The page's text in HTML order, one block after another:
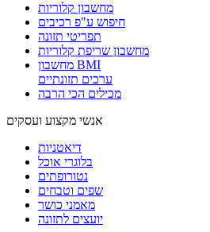
מחשבון קלוריות
חיפוש ע"פ רכיבים
תפריטי תזונה
מחשבון שריפת קלוריות
מחשבון BMI
ערכים תזונתיים
מכילים הכי הרבה
אנשי מקצוע ועסקים
דיאטניות
בלוגרי אוכל
נטורופתים
שפים וטבחים
מאמני כושר
יועצים לתזונה